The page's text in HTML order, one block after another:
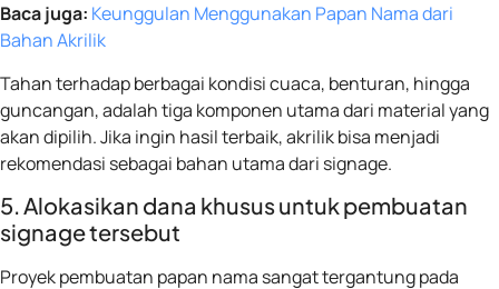
Baca juga: Keunggulan Menggunakan Papan Nama dari
Bahan Akrilik
Tahan terhadap berbagai kondisi cuaca, benturan, hingga
guncangan, adalah tiga komponen utama dari material yang
akan dipilih. Jika ingin hasil terbaik, akrilik bisa menjadi
rekomendasi sebagai bahan utama dari signage.
5. Alokasikan dana khusus untuk pembuatan
signage tersebut
Proyek pembuatan papan nama sangat tergantung pada